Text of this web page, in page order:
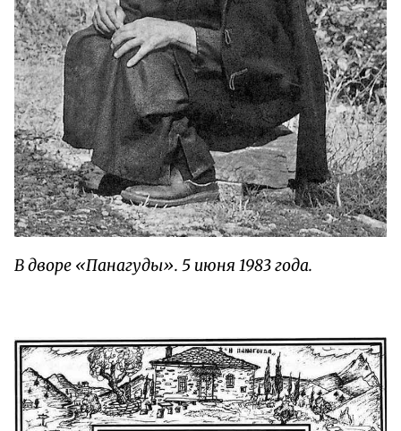
В дворе «Панагуды». 5 июня 1983 года.